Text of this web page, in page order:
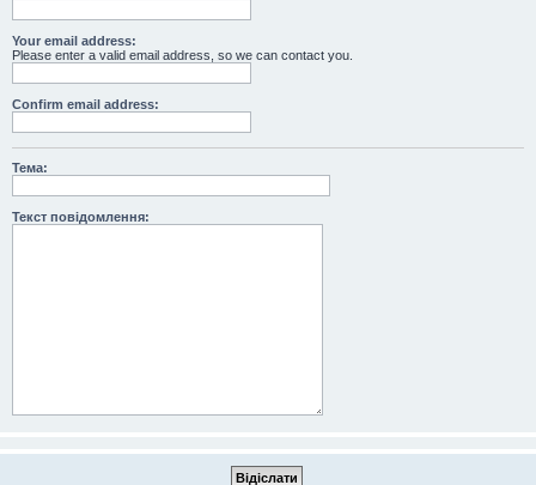
Your email address:
Please enter a valid email address, so we can contact you.
Confirm email address:
Тема:
Текст повідомлення: